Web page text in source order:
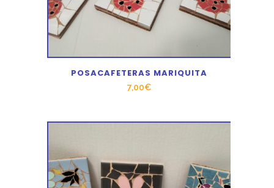
POSACAFETERAS MARIQUITA
7,00€